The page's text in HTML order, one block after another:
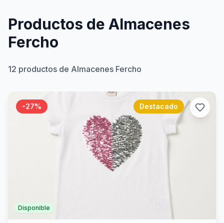
Productos de Almacenes
Fercho
12 productos de Almacenes Fercho
-27% Destacado
Disponible